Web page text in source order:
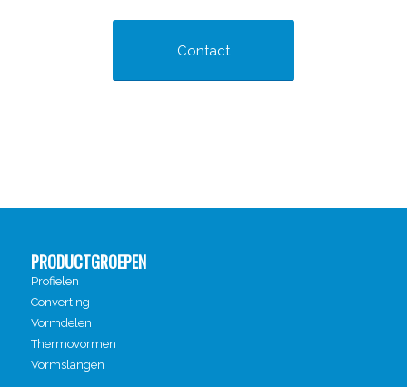
Contact
PRODUCTGROEPEN
Profielen
Converting
Vormdelen
Thermovormen
Vormslangen